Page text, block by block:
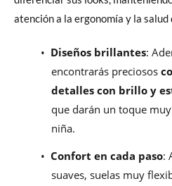
atención a la ergonomía y la salud
• Diseños brillantes:
encontrarás preciosos
detalles con brillo y
que darán un toque
niña.
• Confort en cada paso:
suaves, suelas muy